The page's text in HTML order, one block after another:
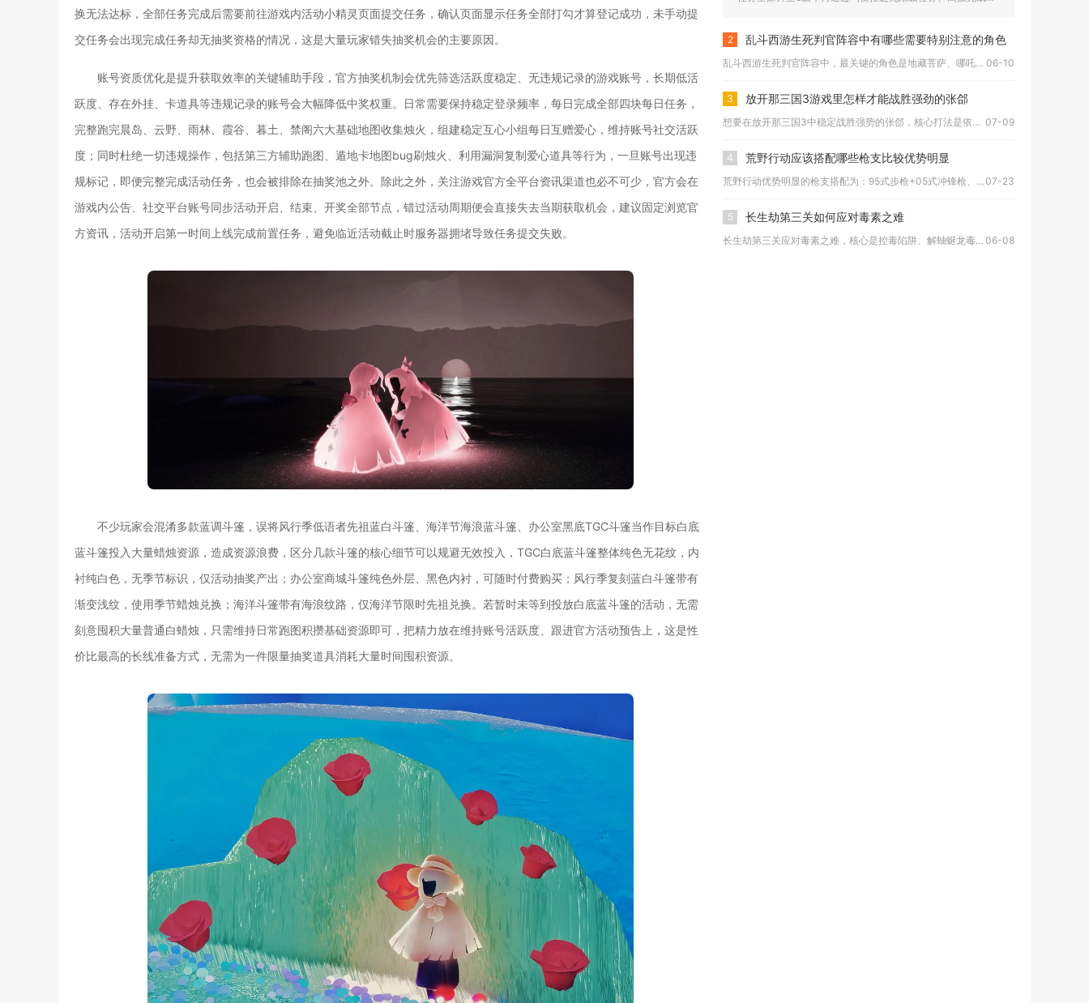
换无法达标，全部任务完成后需要前往游戏内活动小精灵页面提交任务，确认页面显示任务全部打勾才算登记成功，未手动提
交任务会出现完成任务却无抽奖资格的情况，这是大量玩家错失抽奖机会的主要原因。
账号资质优化是提升获取效率的关键辅助手段，官方抽奖机制会优先筛选活跃度稳定、无违规记录的游戏账号，长期低活
跃度、存在外挂、卡道具等违规记录的账号会大幅降低中奖权重。日常需要保持稳定登录频率，每日完成全部四块每日任务，
完整跑完晨岛、云野、雨林、霞谷、暮土、禁阁六大基础地图收集烛火，组建稳定互心小组每日互赠爱心，维持账号社交活跃
度；同时杜绝一切违规操作，包括第三方辅助跑图、遁地卡地图bug刷烛火、利用漏洞复制爱心道具等行为，一旦账号出现违
规标记，即便完整完成活动任务，也会被排除在抽奖池之外。除此之外，关注游戏官方全平台资讯渠道也必不可少，官方会在
游戏内公告、社交平台账号同步活动开启、结束、开奖全部节点，错过活动周期便会直接失去当期获取机会，建议固定浏览官
方资讯，活动开启第一时间上线完成前置任务，避免临近活动截止时服务器拥堵导致任务提交失败。
不少玩家会混淆多款蓝调斗篷，误将风行季低语者先祖蓝白斗篷、海洋节海浪蓝斗篷、办公室黑底TGC斗篷当作目标白底
蓝斗篷投入大量蜡烛资源，造成资源浪费，区分几款斗篷的核心细节可以规避无效投入，TGC白底蓝斗篷整体纯色无花纹，内
衬纯白色，无季节标识，仅活动抽奖产出；办公室商城斗篷纯色外层、黑色内衬，可随时付费购买；风行季复刻蓝白斗篷带有
渐变浅纹，使用季节蜡烛兑换；海洋斗篷带有海浪纹路，仅海洋节限时先祖兑换。若暂时未等到投放白底蓝斗篷的活动，无需
刻意囤积大量普通白蜡烛，只需维持日常跑图积攒基础资源即可，把精力放在维持账号活跃度、跟进官方活动预告上，这是性
价比最高的长线准备方式，无需为一件限量抽奖道具消耗大量时间囤积资源。
2 乱斗西游生死判官阵容中有哪些需要特别注意的角色
乱斗西游生死判官阵容中，最关键的角色是地藏菩萨、哪吒、铁扇公... 06-10
3 放开那三国3游戏里怎样才能战胜强劲的张郃
想要在放开那三国3中稳定战胜强势的张郃，核心打法是依靠分散阵... 07-09
4 荒野行动应该搭配哪些枪支比较优势明显
荒野行动优势明显的枪支搭配为：95式步枪+05式冲锋枪、S-...07-23
5 长生劫第三关如何应对毒素之难
长生劫第三关应对毒素之难，核心是控毒陷阱、解蚰蜒龙毒甲、备足... 06-08